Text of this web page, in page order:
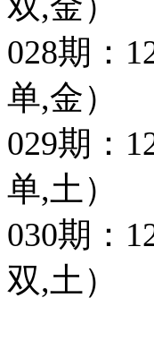
028期：
单,金）
029期：
单,土）
030期：
双,土）